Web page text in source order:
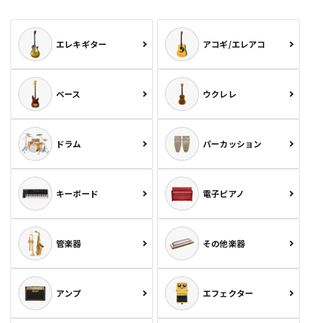
エレキギター アコギ/エレアコ
ベース ウクレレ
ドラム パーカッション
キーボード 電子ピアノ
管楽器 その他楽器
アンプ エフェクター